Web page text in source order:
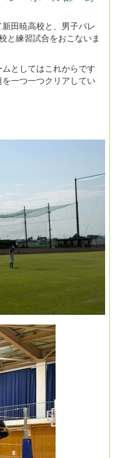
田暁高校と、男子バレ
と練習試合をおこないま
としてはこれからです
一つ一つクリアしてい